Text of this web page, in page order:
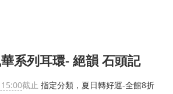
系列耳環- 絕韻 石頭記
截止 指定分類，夏日轉好運-全館8折